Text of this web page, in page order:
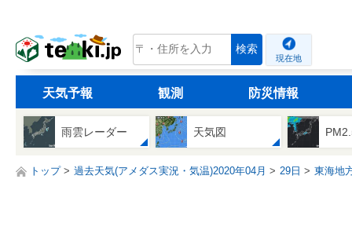
tenki.jp 検索
現在地
天気予報 観測 防災情報
雨雲レーダー 天気図
トップ 過去天気(アメダス実況・気温)2020年04月 29日 東海地